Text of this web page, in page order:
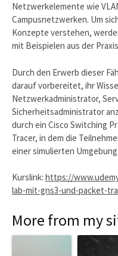
Netzwerkelemente wie
Campusnetzwerken. Um
Konzepte verstehen,
mit Beispielen aus der
Durch den Erwerb dieser
darauf vorbereitet, ihr
Netzwerkadministrator,
Sicherheitsadministrator
durch ein Cisco Switching
Tracer, in dem die
einer simulierten
Kurslink: https://
lab-mit-gns3-und-packet-
More from my